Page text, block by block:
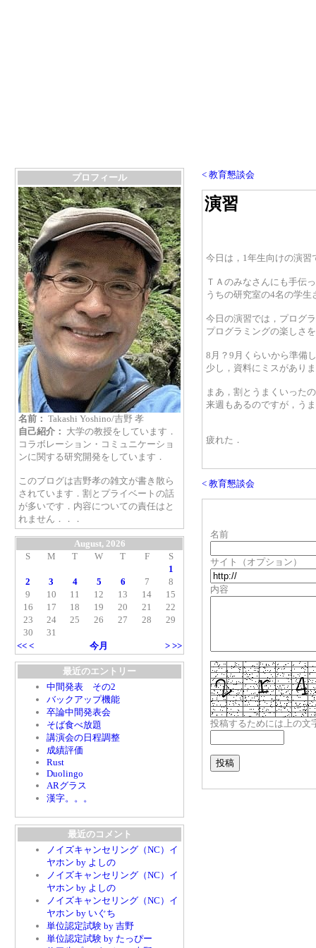
プロフィール
名前： Takashi Yoshino/吉野 孝
自己紹介： 大学の教授をしています．
コラボレーション・コミュニケーショ
ンに関する研究開発をしています．
このブログは吉野孝の雑文が書き散ら
されています．割とプライベートの話
が多いです．内容についての責任はと
れません．．．
August, 2026
S
M T W T F
S
1
2
3 4 5 6 7
8
9
10 11 12 13 14
15
16
17 18 19 20 21
22
23
24 25 26 27 28
29
30
31
<< < 今月 > >>
最近のエントリー
中間発表 その2
バックアップ機能
卒論中間発表会
そば食べ放題
講演会の日程調整
成績評価
Rust
Duolingo
ARグラス
漢字。。。
最近のコメント
ノイズキャンセリング（NC）イ
ヤホン by よしの
ノイズキャンセリング（NC）イ
ヤホン by よしの
ノイズキャンセリング（NC）イ
ヤホン by いぐち
単位認定試験 by 吉野
単位認定試験 by たっぴー
< 教育懇談会
演習
今日は，1年生向けの演習
ＴＡのみなさんにも手伝
うちの研究室の4名の学
今日の演習では，プログ
プログラミングの楽しさ
8月？9月くらいから準備
少し，資料にミスがあり
まあ，割とうまくいった
来週もあるのですが，う
疲れた．
< 教育懇談会
名前
サイト（オプション）
内容
投稿するためには上の文